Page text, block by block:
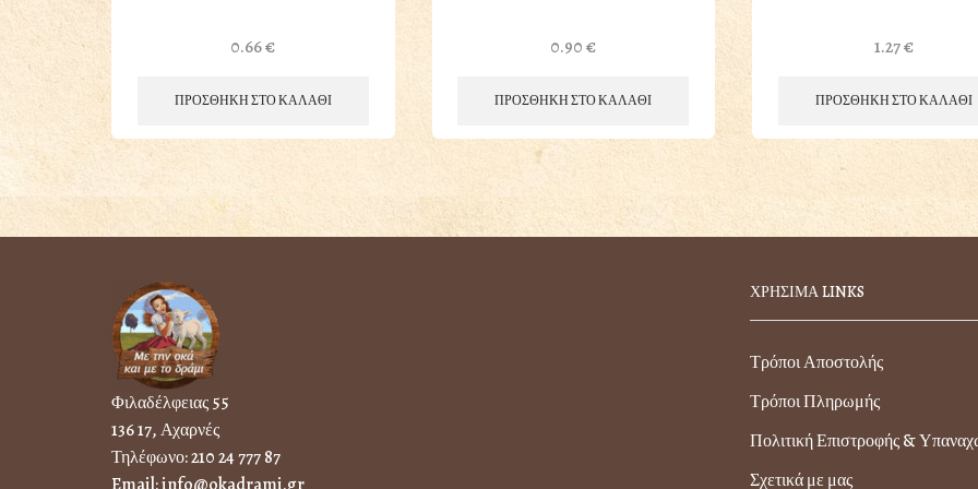
0.66€
ΠΡΟΣΘΗΚΗ ΣΤΟ ΚΑΛΑΘΙ
0.90€
ΠΡΟΣΘΗΚΗ ΣΤΟ ΚΑΛΑΘΙ
1.27€
ΠΡΟΣΘΗΚΗ ΣΤΟ ΚΑΛΑΘΙ
Φιλαδέλφειας 55
136 17, Αχαρνές
Τηλέφωνο:210 24 777 87
ΧΡΗΣΙΜΑ LINKS
Τρόποι Αποστολής
Τρόποι Πληρωμής
Πολιτική Επιστροφής &
Σχετικά με μας